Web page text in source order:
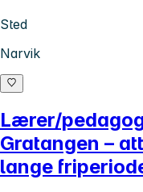
Sted
Narvik
Lærer/
Gratangen –
lange